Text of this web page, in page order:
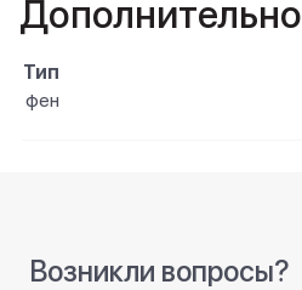
Дополнительно
Тип
фен
Возникли вопросы?